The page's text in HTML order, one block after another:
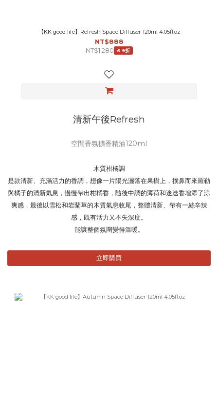
【KK good life】Refresh Space Diffuser 120ml 4.05fl.oz
NT$888
NT$1,280
6.9折
清新午後Refresh
空間香氛擴香精油120ml
木質柑橘調
是款清新、充滿活力的香調，想像一片陽光灑落在果樹上，撲鼻而來羅勒
與橘子的清新氣息，慢慢帶出柑橘香，隨後中調的薄荷和迷迭香增添了涼
爽感，最後以雪松和岩蘭草的木質氣息收尾，整體清新、帶有一絲辛辣
感，既有活力又不失深度。
能讓整個氛圍變得溫暖。
立即購買